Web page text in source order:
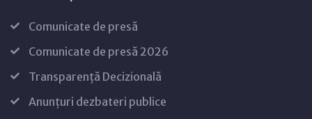
Comunicate de presă
Comunicate de presă 2026
Transparență Decizională
Anunțuri dezbateri publice